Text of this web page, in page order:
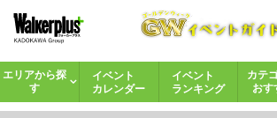
エリアから探
す
イベント
カレンダー
イベント
ランキング
カテ
おす